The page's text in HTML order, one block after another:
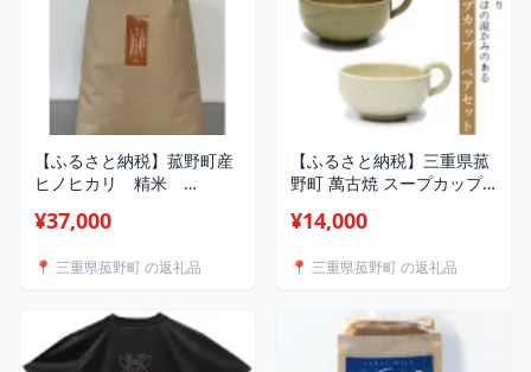
【ふるさと納税】菰野町産
ヒノヒカリ 精米
¥37,000
📍 三重県菰野町 の返礼品
【ふるさと納税】三重県菰
野町 萬古焼 スープカップ
アセット_ 萬古焼 スープカ
三重県 菰野町 テーブルウ
送料無料 【1458414】
¥14,000
📍 三重県菰野町 の返礼品